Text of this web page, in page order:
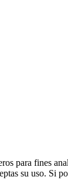
para fines
su uso. Si